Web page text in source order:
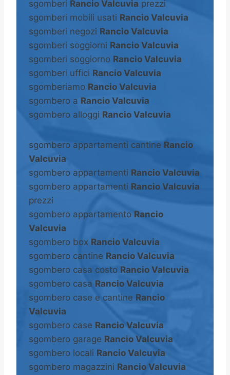
sgomberi Rancio Valcuvia prezzi
sgomberi mobili usati Rancio Valcuvia
sgomberi negozi Rancio Valcuvia
sgomberi soggiorni Rancio Valcuvia
sgomberi soggiorno Rancio Valcuvia
sgomberi uffici Rancio Valcuvia
sgomberiamo Rancio Valcuvia
sgombero a Rancio Valcuvia
sgombero alloggi Rancio Valcuvia
sgombero appartamenti cantine Rancio
Valcuvia
sgombero appartamenti Rancio Valcuvia
sgombero appartamenti Rancio Valcuvia
prezzi
sgombero appartamento Rancio
Valcuvia
sgombero box Rancio Valcuvia
sgombero cantine Rancio Valcuvia
sgombero casa costo Rancio Valcuvia
sgombero casa Rancio Valcuvia
sgombero case e cantine Rancio
Valcuvia
sgombero case Rancio Valcuvia
sgombero garage Rancio Valcuvia
sgombero locali Rancio Valcuvia
sgombero magazzini Rancio Valcuvia